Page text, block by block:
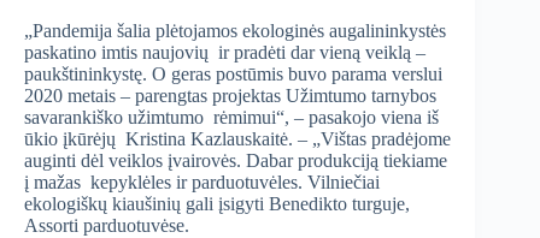
„Pandemija šalia plėtojamos ekologinės augalininkystės
paskatino imtis naujovių ir pradėti dar vieną veiklą –
paukštininkystę. O geras postūmis buvo parama verslui
2020 metais – parengtas projektas Užimtumo tarnybos
savarankiško užimtumo rėmimui“, – pasakojo viena iš
ūkio įkūrėjų Kristina Kazlauskaitė. – „Vištas pradėjome
auginti dėl veiklos įvairovės. Dabar produkciją tiekiame
į mažas kepyklėles ir parduotuvėles. Vilniečiai
ekologiškų kiaušinių gali įsigyti Benedikto turguje,
Assorti parduotuvėse.